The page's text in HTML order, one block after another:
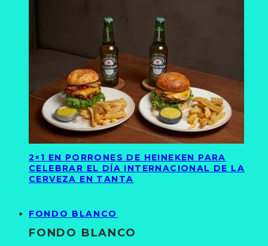
2×1 EN PORRONES DE HEINEKEN PARA
CELEBRAR EL DÍA INTERNACIONAL DE LA
CERVEZA EN TANTA
FONDO BLANCO
FONDO BLANCO